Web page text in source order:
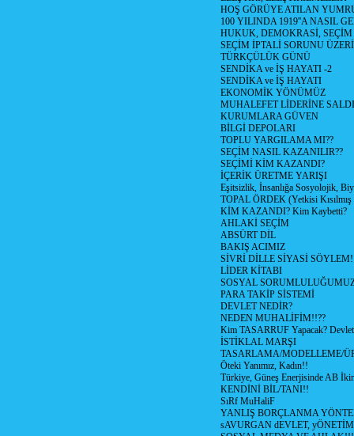
HOŞ GÖRÜYE ATILAN
100 YILINDA 1919''A NASIL
HUKUK, DEMOKRASİ, SEÇİM
SEÇİM İPTALİ SORUNU
TÜRKÇÜLÜK GÜNÜ
SENDİKA ve İŞ HAYATI -2
SENDİKA ve İŞ HAYATI
EKONOMİK YÖNÜMÜZ
MUHALEFET LİDERİNE
KURUMLARA GÜVEN
BİLGİ DEPOLARI
TOPLU YARGILAMA MI??
SEÇİM NASIL KAZANILIR??
SEÇİMİ KİM KAZANDI?
İÇERİK ÜRETME YARIŞI
Eşitsizlik, İnsanlığa Sosyolojik,
TOPAL ÖRDEK (Yetkisi
KİM KAZANDI? Kim Kaybetti?
AHLAKİ SEÇİM
ABSÜRT DİL
BAKIŞ ACIMIZ
SİVRİ DİLLE SİYASİ
LİDER KİTABI
SOSYAL
PARA TAKİP SİSTEMİ
DEVLET NEDİR?
NEDEN MUHALİFİM!!??
Kim TASARRUF Yapacak? Devlet
İSTİKLAL MARŞI
TASARLAMA/MODELLEME/
Öteki Yanımız, Kadın!!
Türkiye, Güneş Enerjisinde AB
KENDİNİ BİL/TANI!!
SıRf MuHaliF
YANLIŞ BORÇLANMA
sAVURGAN dEVLET,